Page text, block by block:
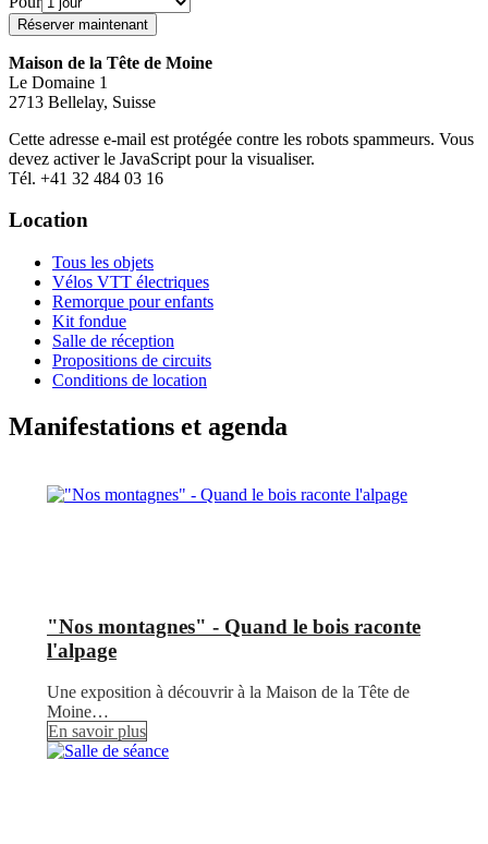
Maison de la Tête de Moine
Le Domaine 1
2713 Bellelay, Suisse
Cette adresse e-mail est protégée contre les robots spammeurs. Vous
devez activer le JavaScript pour la visualiser.
Tél. +41 32 484 03 16
Location
Tous les objets
Vélos VTT électriques
Remorque pour enfants
Kit fondue
Salle de réception
Propositions de circuits
Conditions de location
Manifestations et agenda
"Nos montagnes" - Quand le bois raconte
l'alpage
Une exposition à découvrir à la Maison de la Tête de
Moine…
En savoir plus